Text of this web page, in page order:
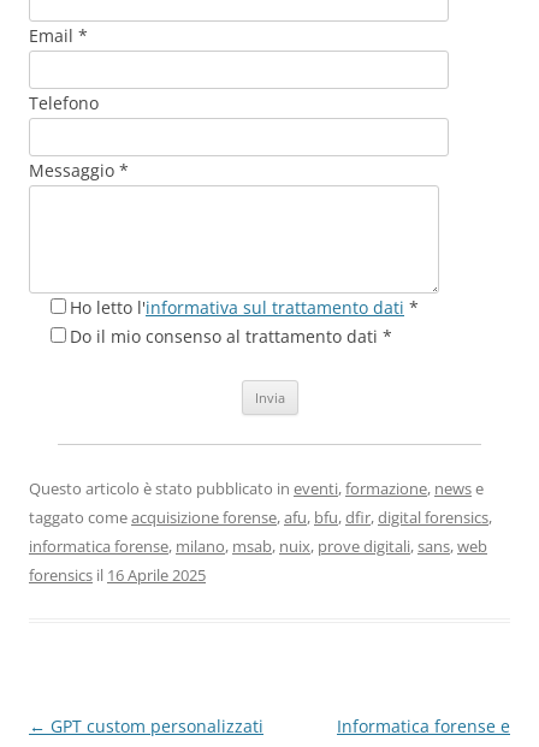
Email *
Telefono
Messaggio *
Ho letto l'informativa sul trattamento dati *
Do il mio consenso al trattamento dati *
Questo articolo è stato pubblicato in eventi,formazione, newse
taggato comeacquisizione forense,afu, bfu,dfir,digital forensics,
informatica forense, milano, msab, nuix, prove digitali,sans,web
forensics il 16 Aprile 2025
Navigazione
← GPT custom personalizzati
Informatica forense e